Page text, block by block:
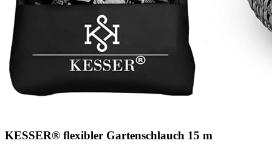
KESSER® flexibler Gartenschlauch 15 m